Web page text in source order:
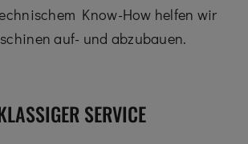
Know-How helfen wir
auf- und abzubauen.
SERVICE